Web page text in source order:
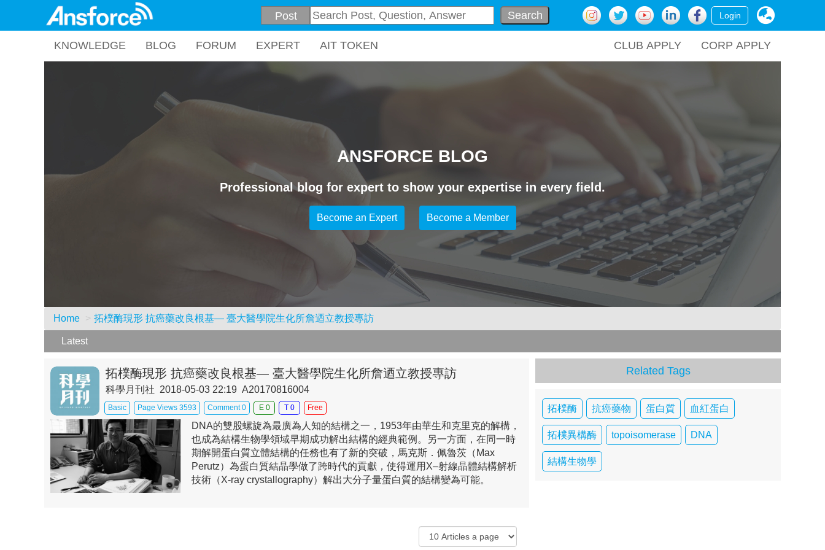
Login
Search
KNOWLEDGE BLOG FORUM EXPERT AIT TOKEN CORP APPLY
CLUB APPLY
ANSFORCE BLOG
Professional blog for expert to show your expertise in every field.
Become an Expert Become a Member
Home 拓樸酶現形 抗癌藥改良根基— 臺大醫學院生化所詹迺立教授專訪
Latest
拓樸酶現形 抗癌藥改良根基— 臺大醫學院生化所詹迺立教授專訪
科學月刊社 2018-05-03 22:19 A20170816004
Basic Page Views 3593 Comment 0 E 0 T 0 Free
DNA的雙股螺旋為最廣為人知的結構之一，1953年由華生和克里克的解構，
也成為結構生物學領域早期成功解出結構的經典範例。另一方面，在同一時
期解開蛋白質立體結構的任務也有了新的突破，馬克斯．佩魯茨（Max
Perutz）為蛋白質結晶學做了跨時代的貢獻，使得運用X–射線晶體結構解析
技術（X-ray crystallography）解出大分子量蛋白質的結構變為可能。
Related Tags
拓樸酶 抗癌藥物 蛋白質 血紅蛋白
拓樸異構酶 topoisomerase DNA
結構生物學